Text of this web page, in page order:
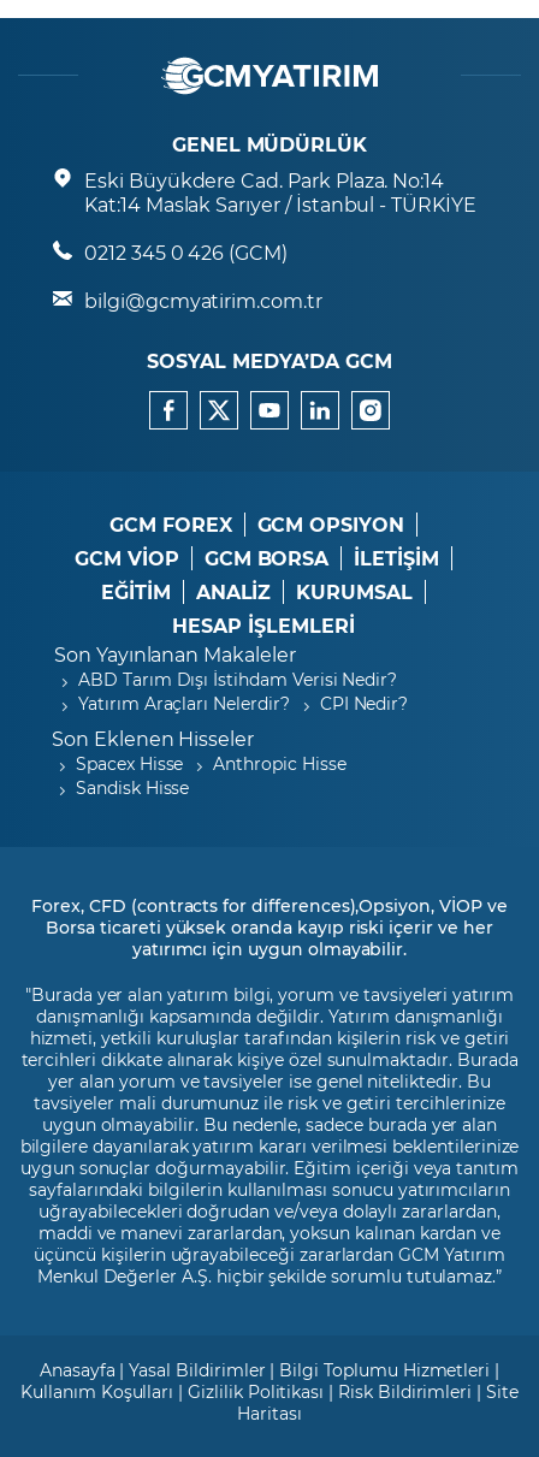
GENEL MÜDÜRLÜK
Eski Büyükdere Cad. Park Plaza. No:14
Kat:14 Maslak Sarıyer / İstanbul - TÜRKİYE
0212 345 0 426 (GCM)
bilgi@gcmyatirim.com.tr
SOSYAL MEDYA’DA GCM
GCM FOREX
GCM OPSIYON
GCM VİOP
GCM BORSA
İLETİŞİM
EĞİTİM
ANALİZ
KURUMSAL
HESAP İŞLEMLERİ
Son Yayınlanan Makaleler
ABD Tarım Dışı İstihdam Verisi Nedir?
Yatırım Araçları Nelerdir?
CPI Nedir?
Son Eklenen Hisseler
Spacex Hisse
Anthropic Hisse
Sandisk Hisse
Forex, CFD (contracts for differences),Opsiyon, VİOP ve
Borsa ticareti yüksek oranda kayıp riski içerir ve her
yatırımcı için uygun olmayabilir.
"Burada yer alan yatırım bilgi, yorum ve tavsiyeleri yatırım
danışmanlığı kapsamında değildir. Yatırım danışmanlığı
hizmeti, yetkili kuruluşlar tarafından kişilerin risk ve getiri
tercihleri dikkate alınarak kişiye özel sunulmaktadır. Burada
yer alan yorum ve tavsiyeler ise genel niteliktedir. Bu
tavsiyeler mali durumunuz ile risk ve getiri tercihlerinize
uygun olmayabilir. Bu nedenle, sadece burada yer alan
bilgilere dayanılarak yatırım kararı verilmesi beklentilerinize
uygun sonuçlar doğurmayabilir. Eğitim içeriği veya tanıtım
sayfalarındaki bilgilerin kullanılması sonucu yatırımcıların
uğrayabilecekleri doğrudan ve/veya dolaylı zararlardan,
maddi ve manevi zararlardan, yoksun kalınan kardan ve
üçüncü kişilerin uğrayabileceği zararlardan GCM Yatırım
Menkul Değerler A.Ş. hiçbir şekilde sorumlu tutulamaz.”
Anasayfa |Yasal Bildirimler | Bilgi Toplumu Hizmetleri |
Kullanım Koşulları |Gizlilik Politikası | Risk Bildirimleri |Site
Haritası